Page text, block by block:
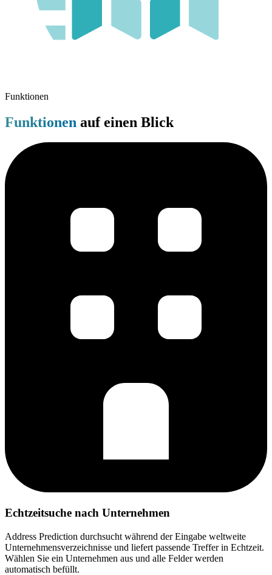
Funktionen
Funktionen auf einen Blick
Echtzeitsuche nach Unternehmen
Address Prediction durchsucht während der Eingabe weltweite
Unternehmensverzeichnisse und liefert passende Treffer in Echtzeit.
Wählen Sie ein Unternehmen aus und alle Felder werden
automatisch befüllt.